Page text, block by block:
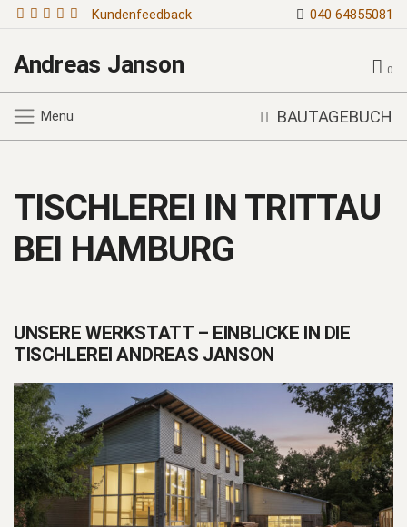
Kundenfeedback 040 64855081
Andreas Janson 0
Menu BAUTAGEBUCH
TISCHLEREI IN TRITTAU
BEI HAMBURG
UNSERE WERKSTATT – EINBLICKE IN DIE
TISCHLEREI ANDREAS JANSON